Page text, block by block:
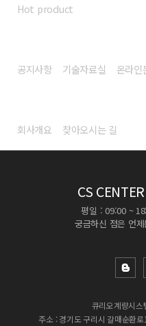
Hot product
공지사항 기술자료실 온라인
회사개요 찾아오시는 길
CS CENTER
평일 : 09:00 ~
궁금하신 점은 언
큐리오계량시스
주소 : 경기도 구리시 갈매순환